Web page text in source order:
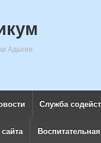
Адыгея
Служба
сайта